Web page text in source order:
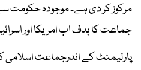
مرکوز کر دی ہے۔ موجودہ حکومت
جماعت کا ہدف اب امریکا اور
پارلیمنٹ کے اندرجماعت